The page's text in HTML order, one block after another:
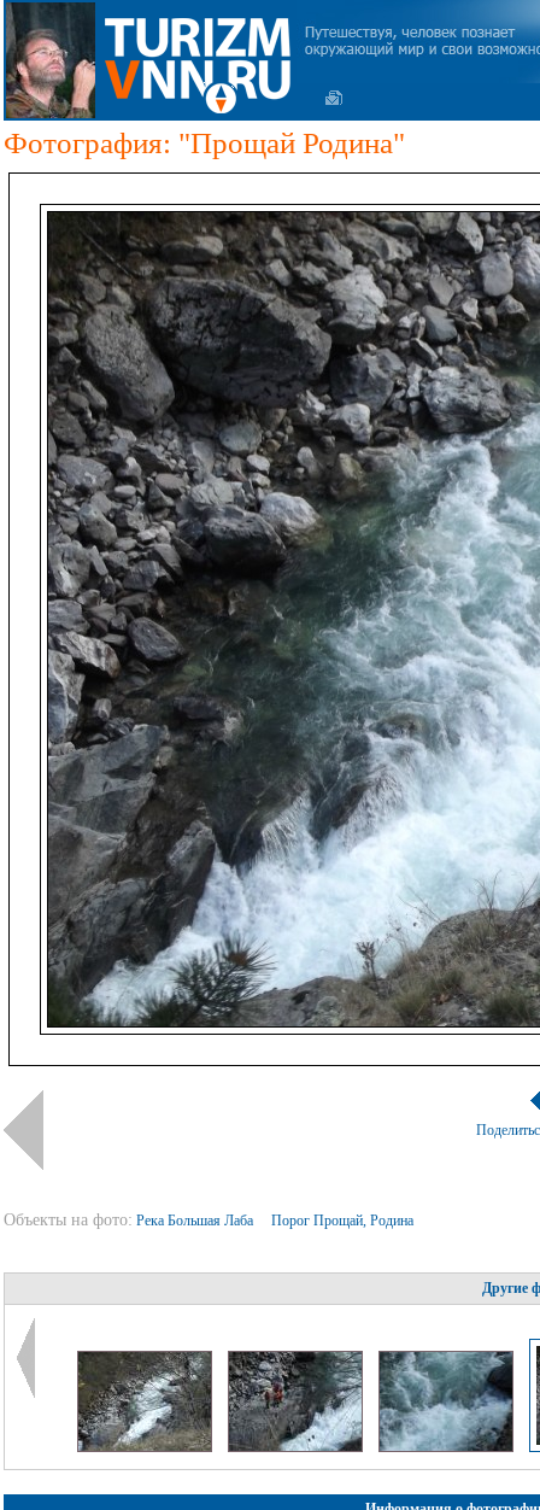
Фотография: "Прощай Родина"
Объекты на фото: Река Большая Лаба Порог Прощай, Родина
Другие